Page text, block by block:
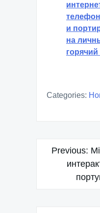
и
на
Categories:
Навигация
записям
Previous: